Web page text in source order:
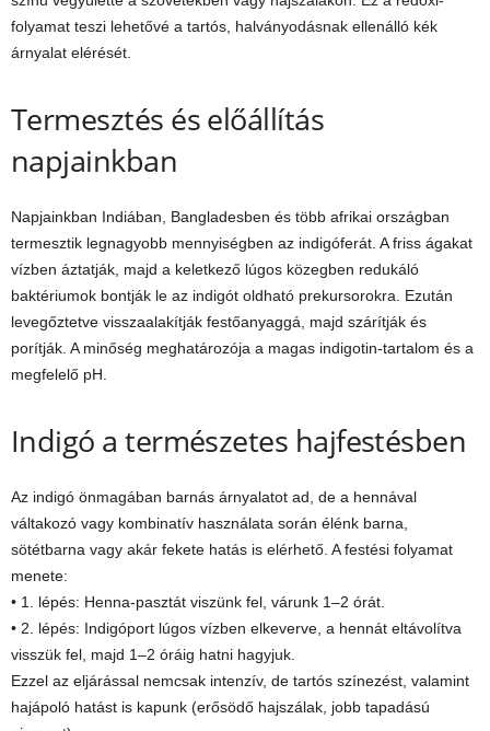
folyamat teszi lehetővé a tartós, halványodásnak ellenálló kék
árnyalat elérését.
Termesztés és előállítás
napjainkban
Napjainkban Indiában, Bangladesben és több afrikai országban
termesztik legnagyobb mennyiségben az indigóferát. A friss ágakat
vízben áztatják, majd a keletkező lúgos közegben redukáló
baktériumok bontják le az indigót oldható prekursorokra. Ezután
levegőztetve visszaalakítják festőanyaggá, majd szárítják és
porítják. A minőség meghatározója a magas indigotin-tartalom és a
megfelelő pH.
Indigó a természetes hajfestésben
Az indigó önmagában barnás árnyalatot ad, de a hennával
váltakozó vagy kombinatív használata során élénk barna,
sötétbarna vagy akár fekete hatás is elérhető. A festési folyamat
menete:
• 1. lépés: Henna-pasztát viszünk fel, várunk 1–2 órát.
• 2. lépés: Indigóport lúgos vízben elkeverve, a hennát eltávolítva
visszük fel, majd 1–2 óráig hatni hagyjuk.
Ezzel az eljárással nemcsak intenzív, de tartós színezést, valamint
hajápoló hatást is kapunk (erősödő hajszálak, jobb tapadású